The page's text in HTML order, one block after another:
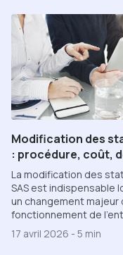
Modification des
: procédure, coût,
La modification des
SAS est indispensable
un changement majeur
fonctionnement de
17 avril 2026 - 5 min